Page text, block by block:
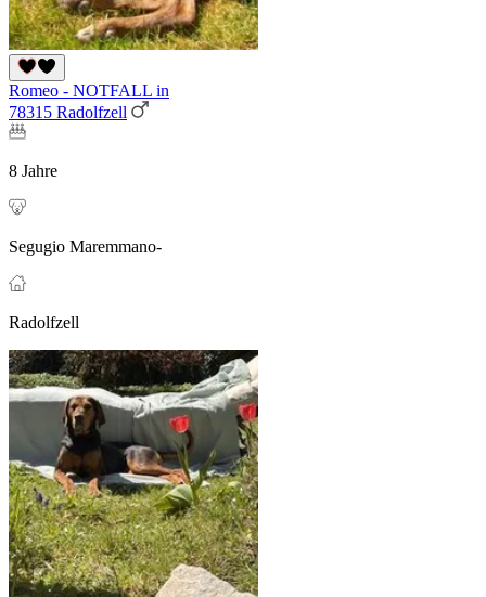
Romeo - NOTFALL in
78315 Radolfzell
8 Jahre
Segugio Maremmano-
Radolfzell